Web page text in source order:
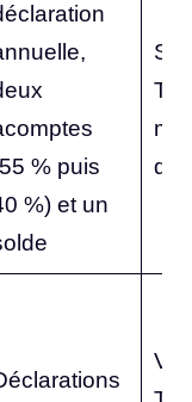
% puis
%) et un